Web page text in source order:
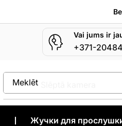
Vai jums ir
+371-
Meklēt
❘ Жучки для